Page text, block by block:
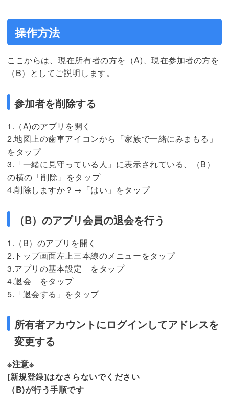
操作方法
ここからは、現在所有者の方を（A)、現在参加者の方を
（B）としてご説明します。
参加者を削除する
1.（A)のアプリを開く
2.地図上の歯車アイコンから「家族で一緒にみまもる」
をタップ
3.「一緒に見守っている人」に表示されている、（B）
の横の「削除」をタップ
4.削除しますか？→「はい」をタップ
（B）のアプリ会員の退会を行う
1.（B）のアプリを開く
2.トップ画面左上三本線のメニューをタップ
3.アプリの基本設定 をタップ
4.退会 をタップ
5.「退会する」をタップ
所有者アカウントにログインしてアドレスを
変更する
※注意※
[新規登録]はなさらないでください
（B)が行う手順です